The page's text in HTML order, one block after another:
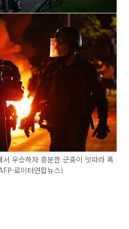
우승하자 흥분한 군중이 잇따라 폭
로이터연합뉴스)